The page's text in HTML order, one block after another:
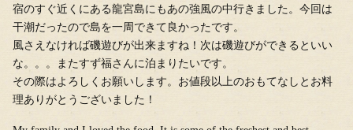
宿のすぐ近くにある龍宮島にもあの強風の中行きました。今回は
干潮だったので島を一周できて良かったです。
風さえなければ磯遊びが出来ますね！次は磯遊びができるといい
な。。。またすず福さんに泊まりたいです。
その際はよろしくお願いします。お値段以上のおもてなしとお料
理ありがとうございました！